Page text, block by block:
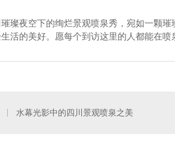
璀璨夜空下的绚烂景观喷泉秀，宛如一颗
活的美好。愿每个到访这里的人都能在喷
水幕光影中的四川景观喷泉之美